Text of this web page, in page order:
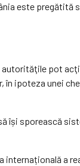
este pregătită
autorităţile pot
în ipoteza unei
își sporească
a